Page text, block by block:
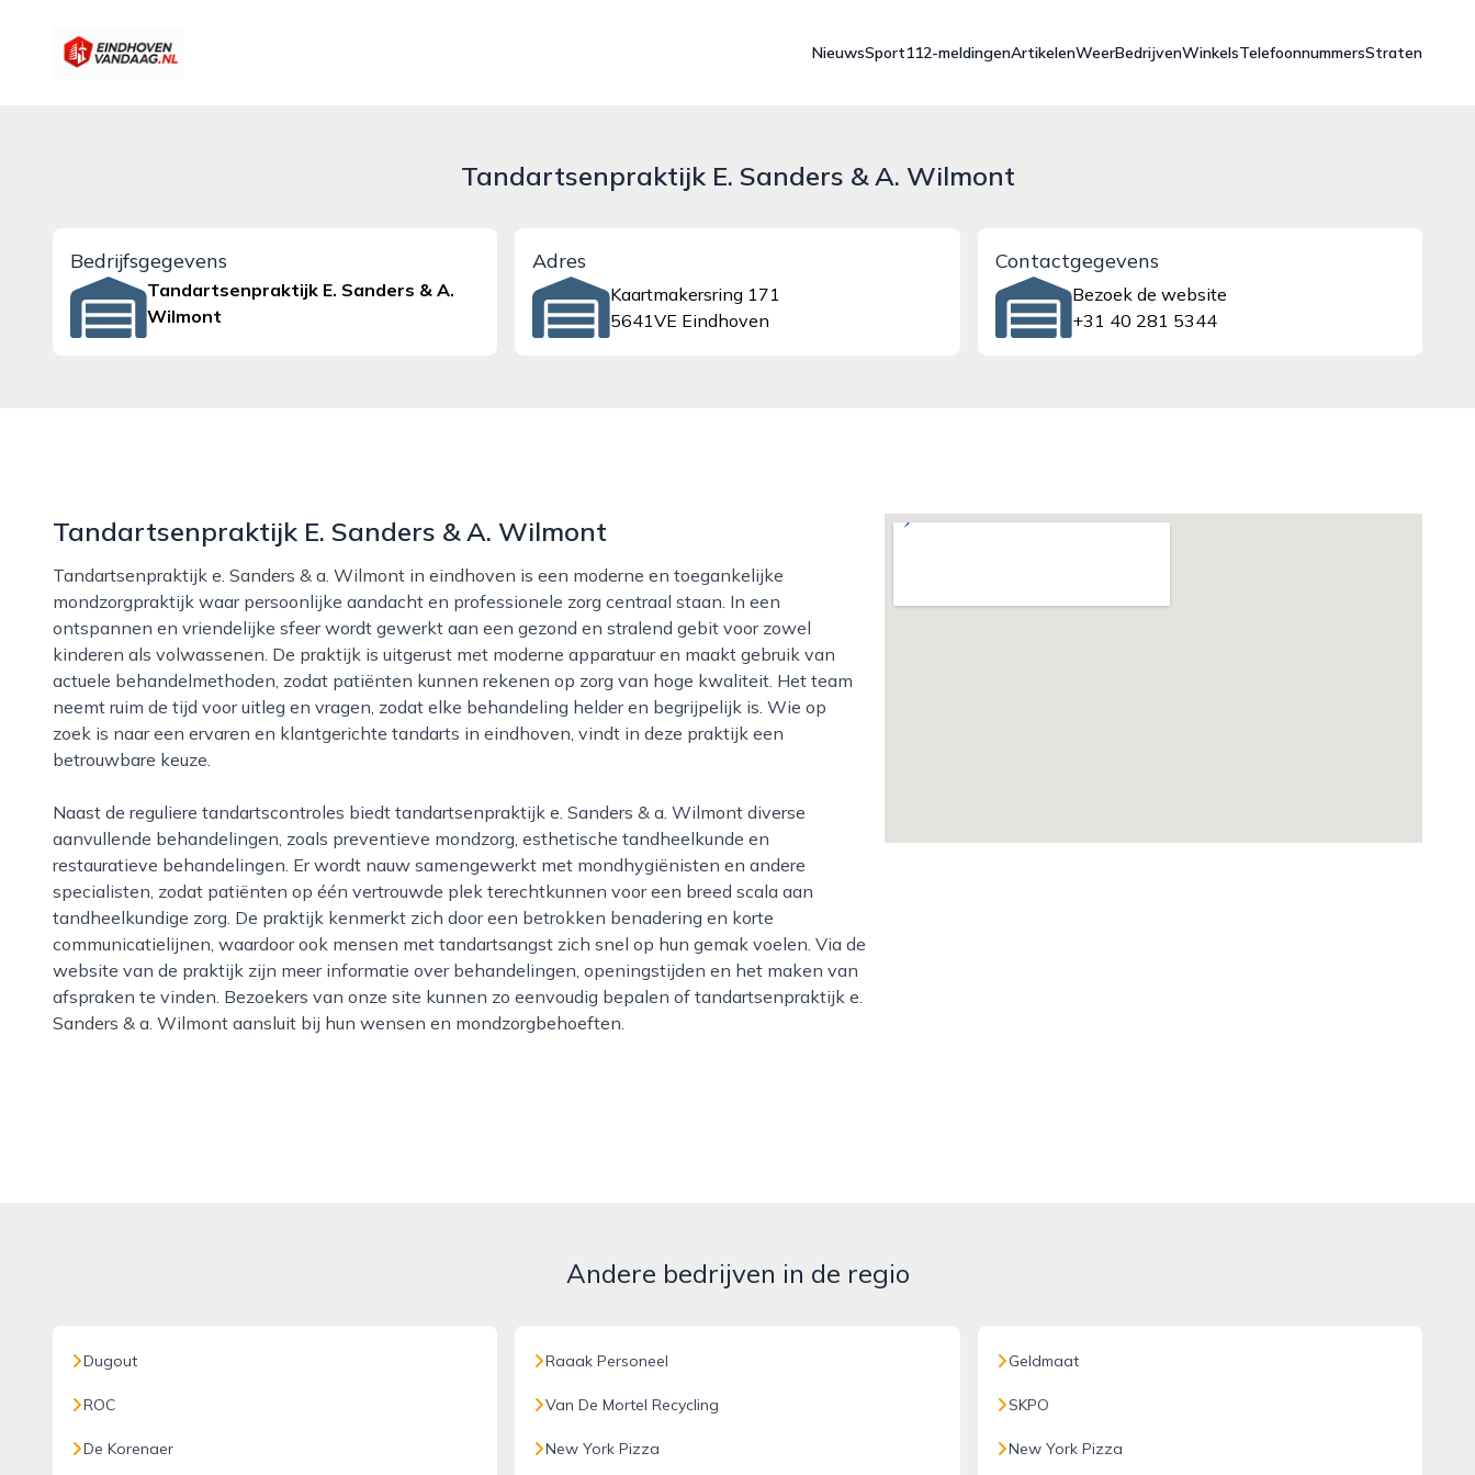
eindhovenvandaag.nl
NieuwsSport112-meldingenArtikelenWeerBedrijvenWinkelsTelefoonnummersStraten
Tandartsenpraktijk E. Sanders & A. Wilmont
Bedrijfsgegevens
Tandartsenpraktijk E. Sanders & A.
Wilmont
Adres
Kaartmakersring 171
5641VE Eindhoven
Contactgegevens
Bezoek de website
+31 40 281 5344
Tandartsenpraktijk E. Sanders & A. Wilmont
Tandartsenpraktijk e. Sanders & a. Wilmont in eindhoven is een moderne en toegankelijke
mondzorgpraktijk waar persoonlijke aandacht en professionele zorg centraal staan. In een
ontspannen en vriendelijke sfeer wordt gewerkt aan een gezond en stralend gebit voor zowel
kinderen als volwassenen. De praktijk is uitgerust met moderne apparatuur en maakt gebruik van
actuele behandelmethoden, zodat patiënten kunnen rekenen op zorg van hoge kwaliteit. Het team
neemt ruim de tijd voor uitleg en vragen, zodat elke behandeling helder en begrijpelijk is. Wie op
zoek is naar een ervaren en klantgerichte tandarts in eindhoven, vindt in deze praktijk een
betrouwbare keuze.
Naast de reguliere tandartscontroles biedt tandartsenpraktijk e. Sanders & a. Wilmont diverse
aanvullende behandelingen, zoals preventieve mondzorg, esthetische tandheelkunde en
restauratieve behandelingen. Er wordt nauw samengewerkt met mondhygiënisten en andere
specialisten, zodat patiënten op één vertrouwde plek terechtkunnen voor een breed scala aan
tandheelkundige zorg. De praktijk kenmerkt zich door een betrokken benadering en korte
communicatielijnen, waardoor ook mensen met tandartsangst zich snel op hun gemak voelen. Via de
website van de praktijk zijn meer informatie over behandelingen, openingstijden en het maken van
afspraken te vinden. Bezoekers van onze site kunnen zo eenvoudig bepalen of tandartsenpraktijk e.
Sanders & a. Wilmont aansluit bij hun wensen en mondzorgbehoeften.
Andere bedrijven in de regio
Dugout
ROC
De Korenaer
Raaak Personeel
Van De Mortel Recycling
New York Pizza
Geldmaat
SKPO
New York Pizza